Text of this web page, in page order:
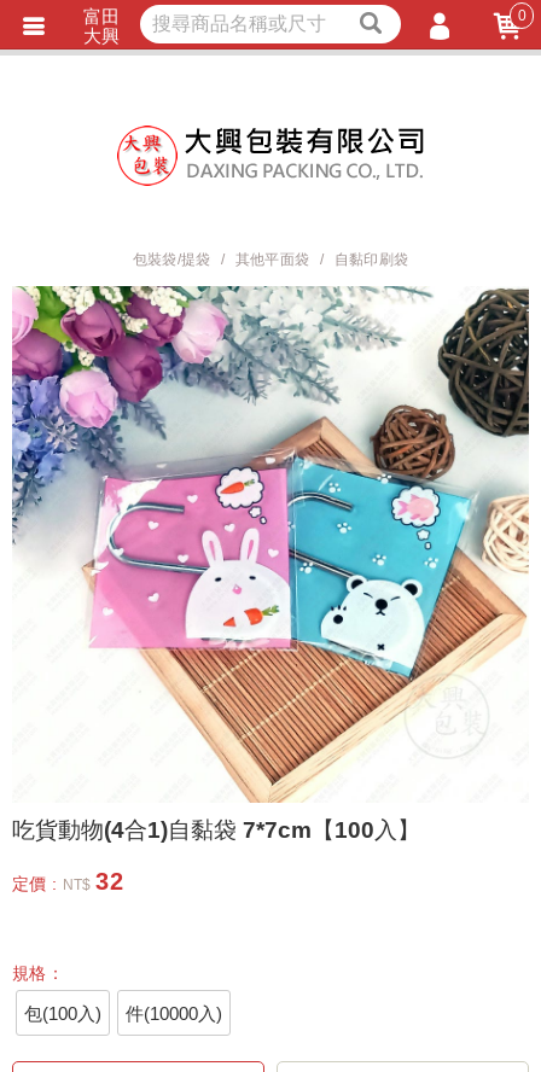
立即詢價 LINE詢問
包裝袋/提袋 其他平面袋 自黏印刷袋
吃貨動物(4合1)自黏袋 7*7cm【100入】
定價 : NT$ 32
規格：
包(100入) 件(10000入)
富田
大興
0
會員註冊
忘記密碼
匯款通知
獨家商品 耐熱內襯